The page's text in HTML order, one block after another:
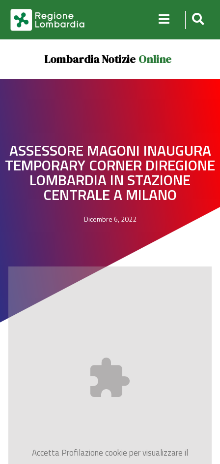
Lombardia Notizie Online
ASSESSORE MAGONI INAUGURA
TEMPORARY CORNER DIREGIONE
LOMBARDIA IN STAZIONE
CENTRALE A MILANO
Dicembre 6, 2022
AccettaProfilazionecookie per visualizzare il